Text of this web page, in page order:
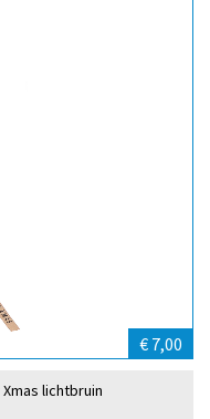
€ 7,00
lichtbruin